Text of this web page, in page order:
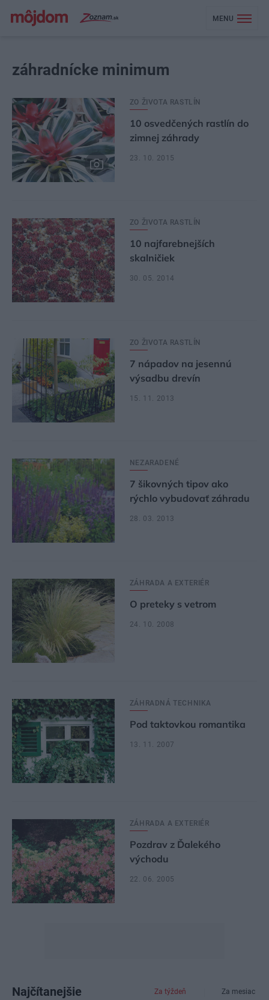
MENU
záhradnícke minimum
ZO ŽIVOTA RASTLÍN
10 osvedčených rastlín do
zimnej záhrady
23. 10. 2015
ZO ŽIVOTA RASTLÍN
10 najfarebnejších
skalničiek
30. 05. 2014
ZO ŽIVOTA RASTLÍN
7 nápadov na jesennú
výsadbu drevín
15. 11. 2013
NEZARADENÉ
7 šikovných tipov ako
rýchlo vybudovať záhradu
28. 03. 2013
ZÁHRADA A EXTERIÉR
O preteky s vetrom
24. 10. 2008
ZÁHRADNÁ TECHNIKA
Pod taktovkou romantika
13. 11. 2007
ZÁHRADA A EXTERIÉR
Pozdrav z Ďalekého
východu
22. 06. 2005
Najčítanejšie Za týždeň Za mesiac